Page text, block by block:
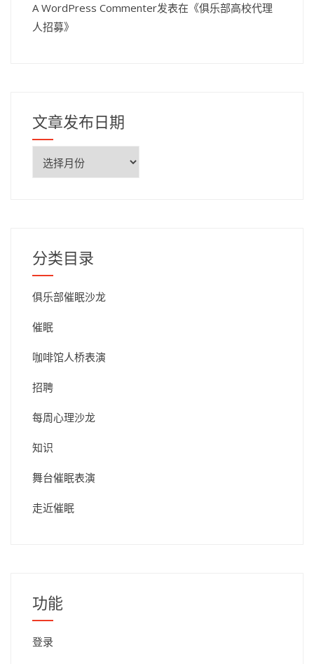
A WordPress Commenter发表在《俱乐部高校代理
人招募》
文章发布日期
期
分类目录
俱乐部催眠沙龙
催眠
咖啡馆人桥表演
招聘
每周心理沙龙
知识
舞台催眠表演
走近催眠
功能
登录